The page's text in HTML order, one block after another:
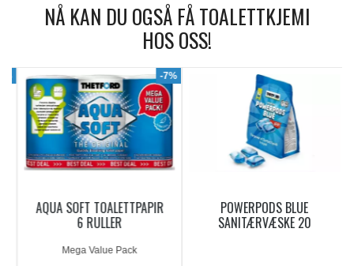
NÅ KAN DU OGSÅ FÅ TOALETTKJEMI
HOS OSS!
-7%
AQUA SOFT TOALETTPAPIR
6 RULLER
Mega Value Pack
POWERPODS BLUE
SANITÆRVÆSKE 20